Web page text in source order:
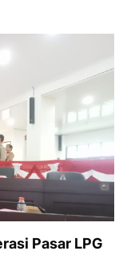
Pasar LPG